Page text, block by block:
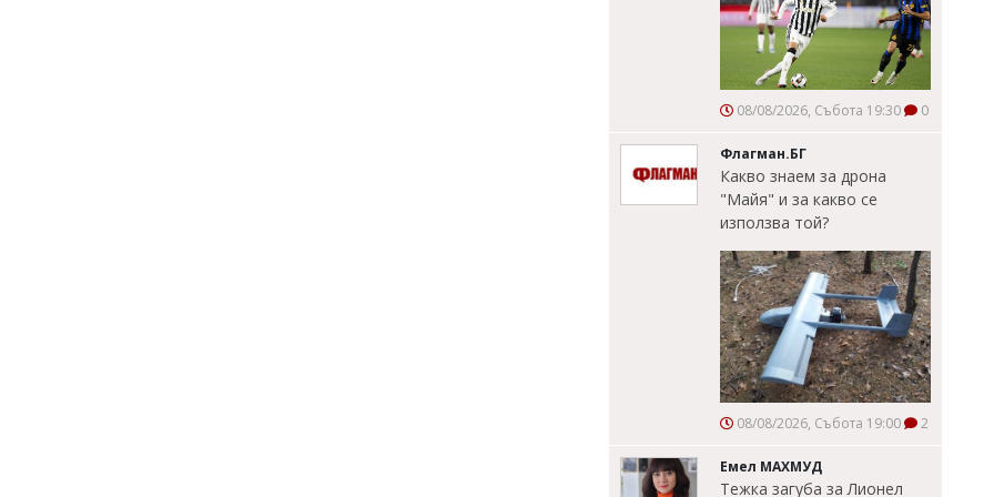
08/08/2026, Събота 19:30 0
Флагман.БГ
Какво знаем за дрона
"Майя" и за какво се
използва той?
08/08/2026, Събота 19:00 2
Емел МАХМУД
Тежка загуба за Лионел